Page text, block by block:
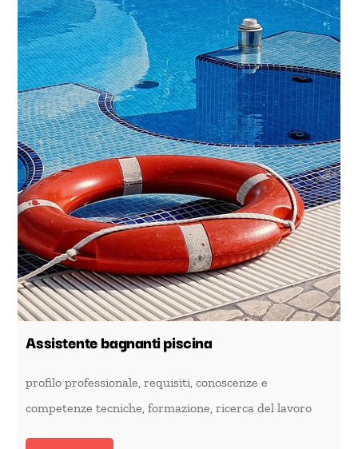
Assistente bagnanti piscina
profilo professionale, requisiti, conoscenze e
competenze tecniche, formazione, ricerca del lavoro